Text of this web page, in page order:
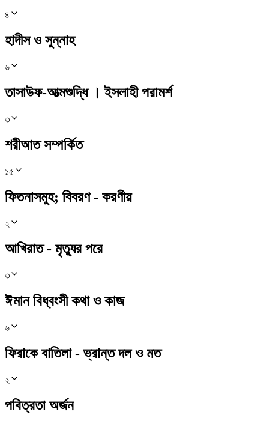
৪
হাদীস ও সুন্নাহ
৬
তাসাউফ-আত্মশুদ্ধি । ইসলাহী পরামর্শ
৩
শরীআত সম্পর্কিত
১৫
ফিতনাসমুহ; বিবরণ - করণীয়
২
আখিরাত - মৃত্যুর পরে
৩
ঈমান বিধ্বংসী কথা ও কাজ
৬
ফিরাকে বাতিলা - ভ্রান্ত দল ও মত
২
পবিত্রতা অর্জন